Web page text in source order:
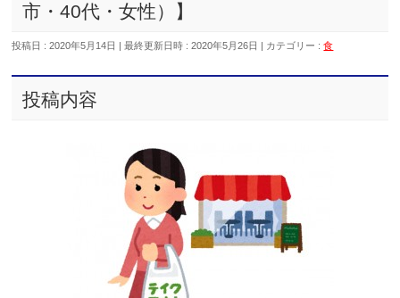
市・40代・女性）】
投稿日 : 2020年5月14日 最終更新日時 : 2020年5月26日 カテゴリー :食
投稿内容